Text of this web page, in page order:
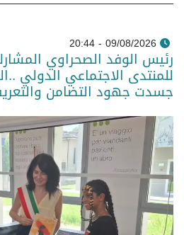
09/08/2026 - 20:44
للمنتدى الاجتماعي الدولي
جسدت جهود التضامن